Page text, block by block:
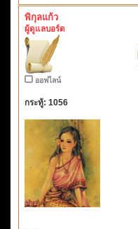
พิกุลแก้ว
ผู้ดูแลบอร์ด
ออฟไลน์
กระทู้: 1056